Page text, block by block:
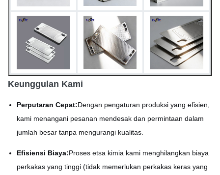
Proses Etsa Kimia
Keunggulan Kami
Perputaran Cepat:Dengan pengaturan produksi yang efisien,
kami menangani pesanan mendesak dan permintaan dalam
jumlah besar tanpa mengurangi kualitas.
Efisiensi Biaya:Proses etsa kimia kami menghilangkan biaya
perkakas yang tinggi (tidak memerlukan perkakas keras yang